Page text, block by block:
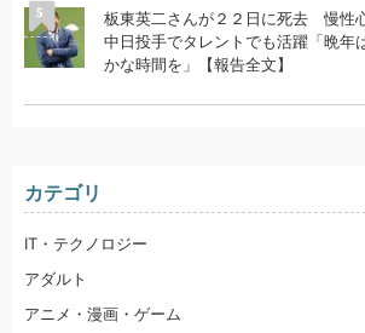
5
板東英二さんが２２日に死去 慢
中日投手でタレントでも活躍「晩年
かな時間を」【報告全文】
カテゴリ
IT・テクノロジー
アダルト
アニメ・漫画・ゲーム